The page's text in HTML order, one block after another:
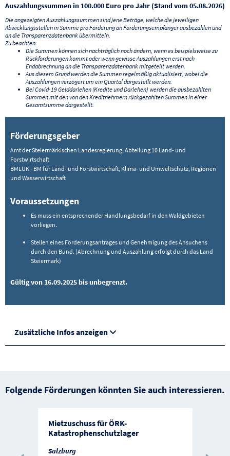
Auszahlungssummen in 100.000 Euro pro Jahr (Stand vom 05.08.2026)
Die angezeigten Auszahlungssummen sind jene Beträge, welche die jeweiligen
Abwicklungsstellen in Summe pro Förderung an Förderungsempfänger ausbezahlen und
an die Transparenzdatenbank übermitteln.
Zu beachten:
Die Summen können sich nachträglich noch ändern, wenn es beispielsweise zu
Rückforderungen kommt oder wenn gewisse Auszahlungen erst nach
Endabrechnung an die Transparenzdatenbank mitgeteilt werden.
Aus diesem Grund werden die Summen regelmäßig aktualisiert, wobei die
Auszahlungen verzögert um ein Quartal dargestellt werden.
Bei Covid-19 Gelddarlehen (Kredite und Darlehen) werden die ausbezahlten
Summen mit den von den Kreditnehmern rückgezahlten Summen in einer
Gesamtsumme dargestellt.
Förderungsgeber
Amt der Steiermärkischen Landesregierung, Abteilung 10 Land- und
Forstwirtschaft
BMLUK - BM für Land- und Forstwirtschaft, Klima- und Umweltschutz, Regionen
und Wasserwirtschaft
Voraussetzungen
Es muss ein entsprechender Handlungsbedarf in den Waldgebieten
vorliegen.
Stellen eines Förderungsantrages und Genehmigung des Ansuchens
durch den Bund. (Abrechnung und Auszahlung erfolgt durch das Land
Steiermark)
Gültig von 16.09.2025 bis unbegrenzt.
Zusätzliche Infos anzeigen
Folgende Förderungen könnten Sie auch interessieren.
Mietzuschuss für ÖRK-
Katastrophenschutzlager
Salzburg